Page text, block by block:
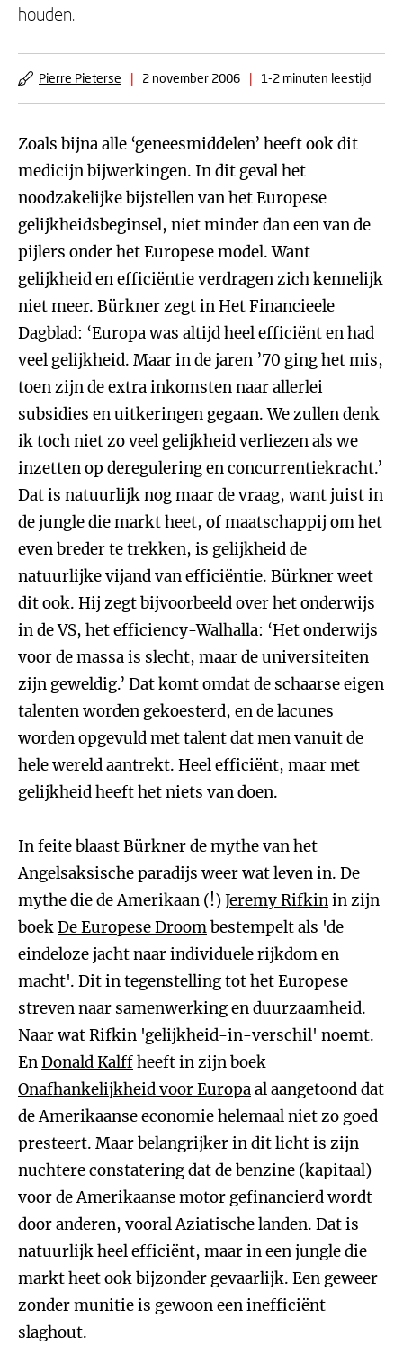
houden.
Pierre Pieterse | 2 november 2006 | 1-2 minuten leestijd
Zoals bijna alle ‘geneesmiddelen’ heeft ook dit
medicijn bijwerkingen. In dit geval het
noodzakelijke bijstellen van het Europese
gelijkheidsbeginsel, niet minder dan een van de
pijlers onder het Europese model. Want
gelijkheid en efficiëntie verdragen zich kennelijk
niet meer. Bürkner zegt in Het Financieele
Dagblad: ‘Europa was altijd heel efficiënt en had
veel gelijkheid. Maar in de jaren ’70 ging het mis,
toen zijn de extra inkomsten naar allerlei
subsidies en uitkeringen gegaan. We zullen denk
ik toch niet zo veel gelijkheid verliezen als we
inzetten op deregulering en concurrentiekracht.’
Dat is natuurlijk nog maar de vraag, want juist in
de jungle die markt heet, of maatschappij om het
even breder te trekken, is gelijkheid de
natuurlijke vijand van efficiëntie. Bürkner weet
dit ook. Hij zegt bijvoorbeeld over het onderwijs
in de VS, het efficiency-Walhalla: ‘Het onderwijs
voor de massa is slecht, maar de universiteiten
zijn geweldig.’ Dat komt omdat de schaarse eigen
talenten worden gekoesterd, en de lacunes
worden opgevuld met talent dat men vanuit de
hele wereld aantrekt. Heel efficiënt, maar met
gelijkheid heeft het niets van doen.
In feite blaast Bürkner de mythe van het
Angelsaksische paradijs weer wat leven in. De
mythe die de Amerikaan (!)Jeremy Rifkinin zijn
boekDe Europese Droombestempelt als 'de
eindeloze jacht naar individuele rijkdom en
macht'. Dit in tegenstelling tot het Europese
streven naar samenwerking en duurzaamheid.
Naar wat Rifkin 'gelijkheid-in-verschil' noemt.
EnDonald Kalffheeft in zijn boek
Onafhankelijkheid voor Europaal aangetoond dat
de Amerikaanse economie helemaal niet zo goed
presteert. Maar belangrijker in dit licht is zijn
nuchtere constatering dat de benzine (kapitaal)
voor de Amerikaanse motor gefinancierd wordt
door anderen, vooral Aziatische landen. Dat is
natuurlijk heel efficiënt, maar in een jungle die
markt heet ook bijzonder gevaarlijk. Een geweer
zonder munitie is gewoon een inefficiënt
slaghout.